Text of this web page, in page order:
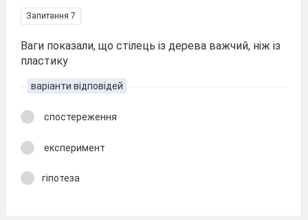
Запитання 7
Ваги показали, що стілець із дерева важчий, ніж із
пластику
варіанти відповідей
спостереження
експеримент
гіпотеза